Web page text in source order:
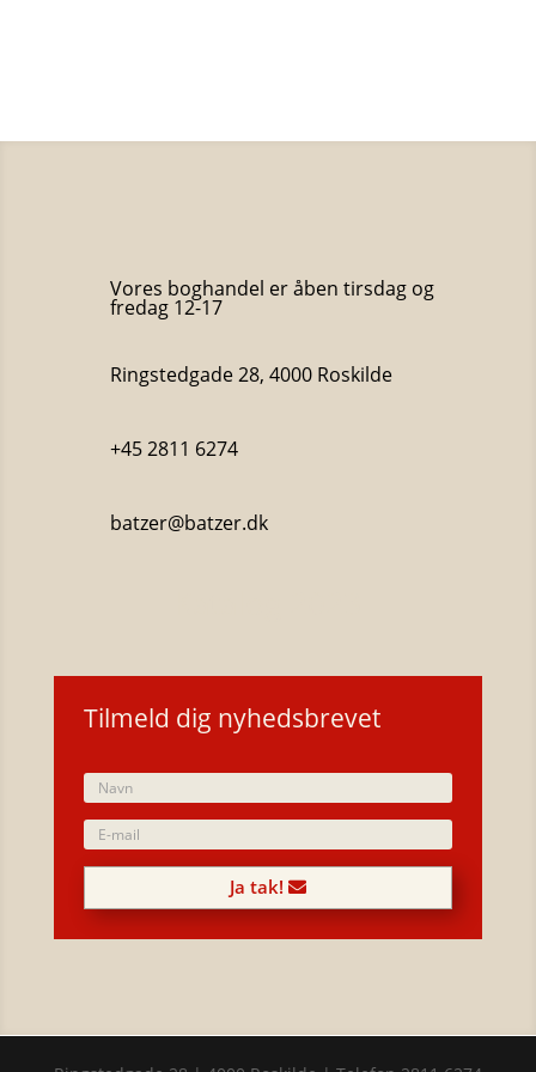
Vores boghandel er åben tirsdag og
fredag 12-17
Ringstedgade 28, 4000 Roskilde
+45 2811 6274
batzer@batzer.dk
Tilmeld dig nyhedsbrevet
Ja tak!